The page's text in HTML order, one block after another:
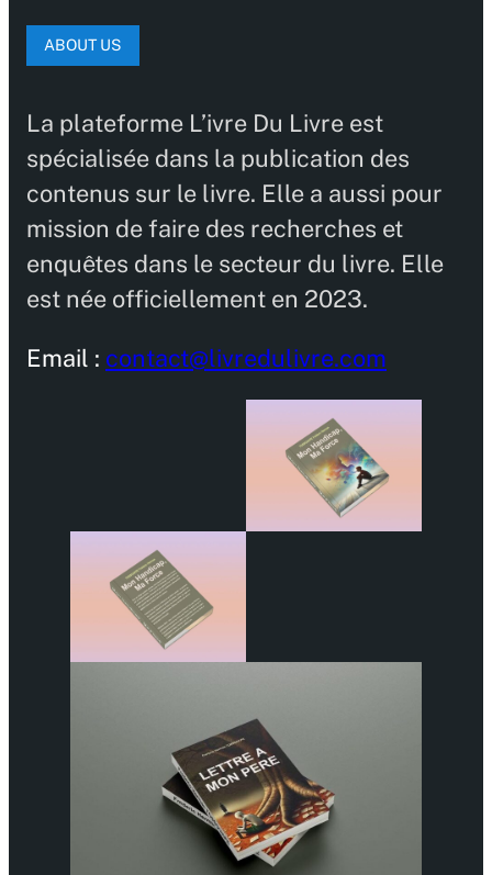
ABOUT US
La plateforme L’ivre Du Livre est
spécialisée dans la publication des
contenus sur le livre. Elle a aussi pour
mission de faire des recherches et
enquêtes dans le secteur du livre. Elle
est née officiellement en 2023.
Email : contact@livredulivre.com